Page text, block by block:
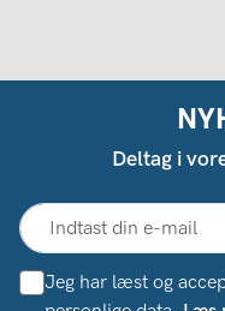
Deltag i
Jeg har læst og